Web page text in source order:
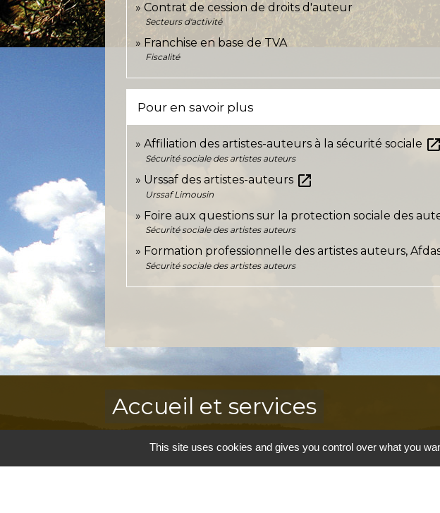
Contrat de cession de droits d'auteur
Secteurs d'activité
Franchise en base de TVA
Fiscalité
Pour en savoir plus
Affiliation des artistes-auteurs à la sécurité sociale open_in_new
Sécurité sociale des artistes auteurs
Urssaf des artistes-auteurs open_in_new
Urssaf Limousin
Foire aux questions sur la protection sociale des
Sécurité sociale des artistes auteurs
Formation professionnelle des artistes auteurs,
Sécurité sociale des artistes auteurs
Accueil et services
This site uses cookies and gives you control over what you